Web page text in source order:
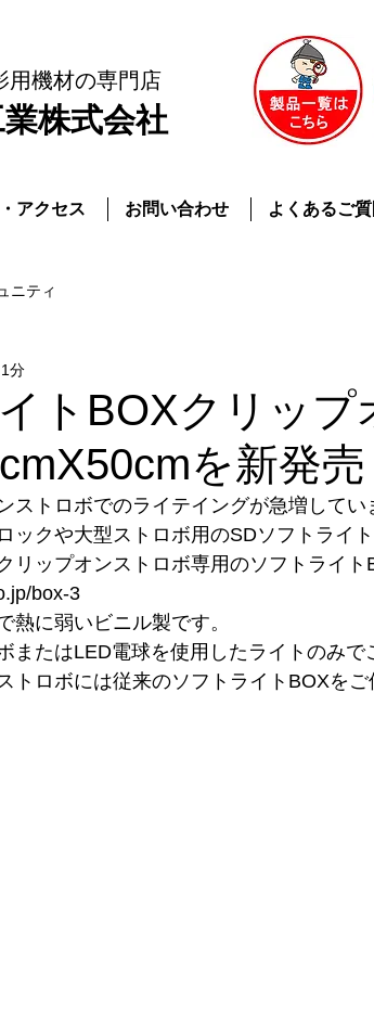
株式会社
機材の専門店
アクセス お問い合わせ よくあるご質
ニティ
トBOXクリップ
を新発売
分
ストロボでのライテイングが急増してい
ックや大型ストロボ用のSDソフトライ
リップオンストロボ専用のソフトライト
box-3
に弱いビニル製です。
またはLED電球を使用したライトのみで
トロボには従来のソフトライトBOXをご